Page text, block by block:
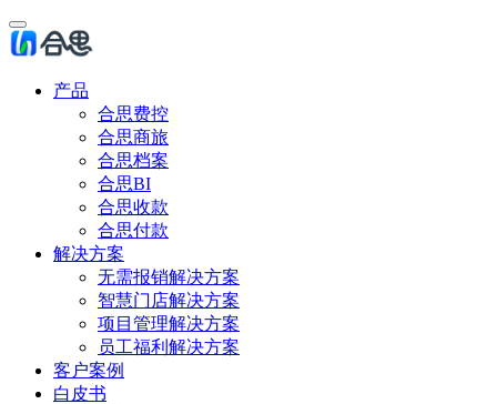
产品
合思费控
合思商旅
合思档案
合思BI
合思收款
合思付款
解决方案
无需报销解决方案
智慧门店解决方案
项目管理解决方案
员工福利解决方案
客户案例
白皮书